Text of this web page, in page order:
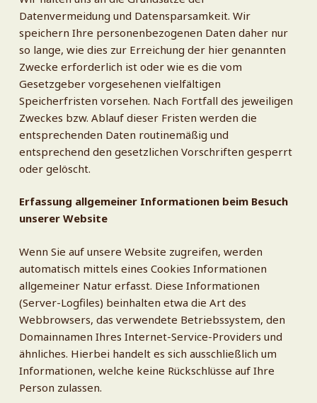
Datenvermeidung und Datensparsamkeit. Wir
speichern Ihre personenbezogenen Daten daher nur
so lange, wie dies zur Erreichung der hier genannten
Zwecke erforderlich ist oder wie es die vom
Gesetzgeber vorgesehenen vielfältigen
Speicherfristen vorsehen. Nach Fortfall des jeweiligen
Zweckes bzw. Ablauf dieser Fristen werden die
entsprechenden Daten routinemäßig und
entsprechend den gesetzlichen Vorschriften gesperrt
oder gelöscht.
Erfassung allgemeiner Informationen beim Besuch
unserer Website
Wenn Sie auf unsere Website zugreifen, werden
automatisch mittels eines Cookies Informationen
allgemeiner Natur erfasst. Diese Informationen
(Server-Logfiles) beinhalten etwa die Art des
Webbrowsers, das verwendete Betriebssystem, den
Domainnamen Ihres Internet-Service-Providers und
ähnliches. Hierbei handelt es sich ausschließlich um
Informationen, welche keine Rückschlüsse auf Ihre
Person zulassen.